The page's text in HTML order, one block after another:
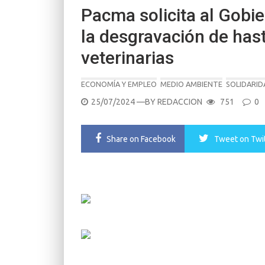
Pacma solicita al
la desgravación de
veterinarias
ECONOMÍA Y EMPLEO MEDIO AMBIENTE
POSTED
25/07/2024—BYREDACCION 751 0
Share on Facebook Tweeton